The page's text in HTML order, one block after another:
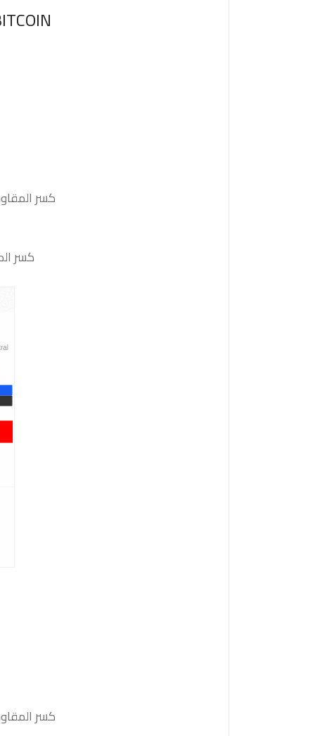
كسر المقاومة 1.1720 والثبات أعلى منها على الأقل بشمعة 4 ساعات ستدفع
كسر الدعم 1.1630 والثبات أدنى منه على الأقل بشمعة 4
كسر المقاومة 1.3485 والثبات أعلى منها على الأقل بشمعة 4 ساعات ستدفع